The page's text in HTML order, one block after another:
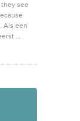
see
Als een
…